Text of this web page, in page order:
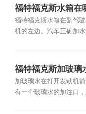
福特福克斯水箱在
福特福克斯水箱在副驾
机的左边。汽车正确加
福特福克斯加玻璃
加玻璃水在打开发动机
有一个玻璃水的加注口